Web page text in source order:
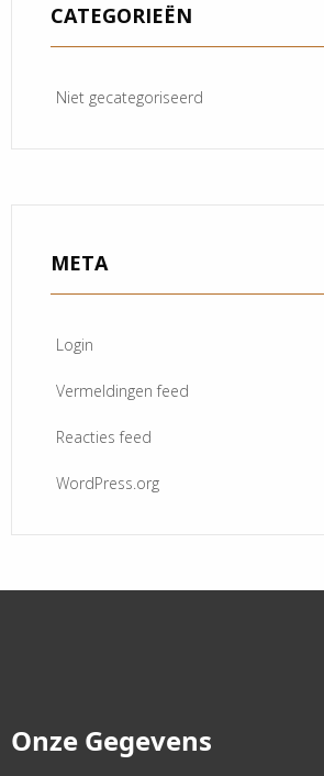
CATEGORIEËN
Niet gecategoriseerd
META
Login
Vermeldingen feed
Reacties feed
WordPress.org
Onze Gegevens